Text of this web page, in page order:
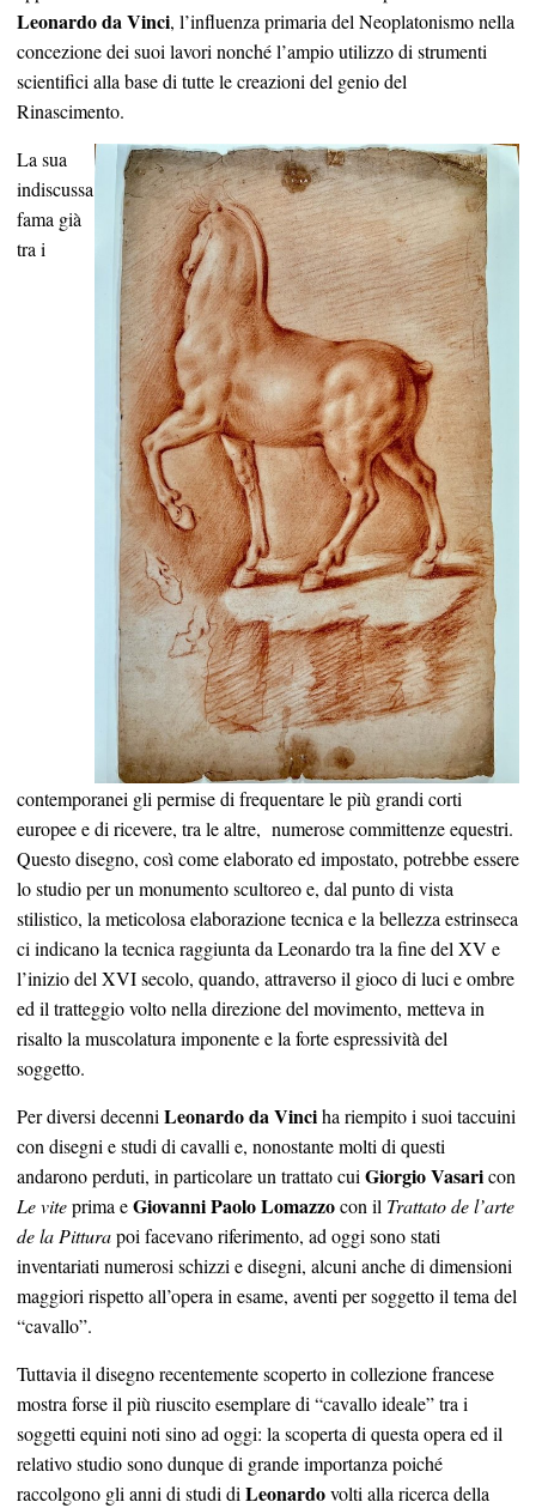
Leonardo da Vinci, l’influenza primaria del Neoplatonismo nella
concezione dei suoi lavori nonché l’ampio utilizzo di strumenti
scientifici alla base di tutte le creazioni del genio del
Rinascimento.
La sua
indiscussa
fama già
tra i
contemporanei gli permise di frequentare le più grandi corti
europee e di ricevere, tra le altre, numerose committenze equestri.
Questo disegno, così come elaborato ed impostato, potrebbe essere
lo studio per un monumento scultoreo e, dal punto di vista
stilistico, la meticolosa elaborazione tecnica e la bellezza estrinseca
ci indicano la tecnica raggiunta da Leonardo tra la fine del XV e
l’inizio del XVI secolo, quando, attraverso il gioco di luci e ombre
ed il tratteggio volto nella direzione del movimento, metteva in
risalto la muscolatura imponente e la forte espressività del
soggetto.
Per diversi decenni Leonardo da Vinciha riempito i suoi taccuini
con disegni e studi di cavalli e, nonostante molti di questi
andarono perduti, in particolare un trattato cui Giorgio Vasaricon
Le viteprima eGiovanni Paolo Lomazzocon il Trattato de l’arte
de la Pitturapoi facevano riferimento, ad oggi sono stati
inventariati numerosi schizzi e disegni, alcuni anche di dimensioni
maggiori rispetto all’opera in esame, aventi per soggetto il tema del
“cavallo”.
Tuttavia il disegno recentemente scoperto in collezione francese
mostra forse il più riuscito esemplare di “cavallo ideale” tra i
soggetti equini noti sino ad oggi: la scoperta di questa opera ed il
relativo studio sono dunque di grande importanza poiché
raccolgono gli anni di studi di Leonardovolti alla ricerca della